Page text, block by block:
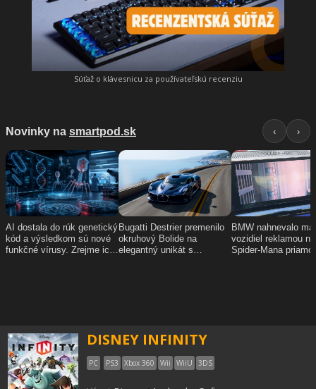
Súťaž o klávesnicu za používateľskú recenziu
DISNEY INFINITY
PC PS3 Xbox 360 Wii WiiU 3DS